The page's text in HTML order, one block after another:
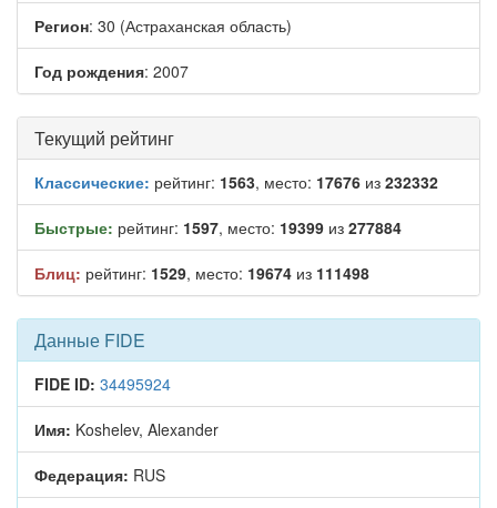
Регион: 30 (Астраханская область)
Год рождения: 2007
Текущий рейтинг
Классические: рейтинг: 1563, место: 17676 из 232332
Быстрые: рейтинг: 1597, место: 19399 из 277884
Блиц: рейтинг: 1529, место: 19674 из 111498
Данные FIDE
FIDE ID: 34495924
Имя: Koshelev, Alexander
Федерация: RUS